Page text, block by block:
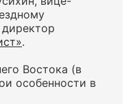
.
Востока (в
особенности в